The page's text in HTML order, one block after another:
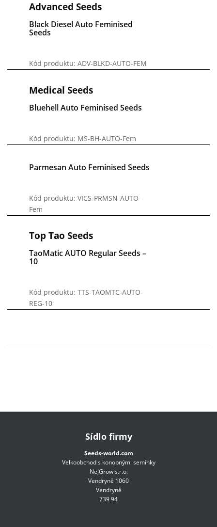
Advanced Seeds
Black Diesel Auto Feminised
Seeds
Kód produktu: ADV-BLKD-AUTO-FEM
Medical Seeds
Bluehell Auto Feminised Seeds
Kód produktu: MS-BH-AUTO-Fem
Parmesan Auto Feminised Seeds
Kód produktu: VICS-PRMSN-AUTO-
Fem
Top Tao Seeds
TaoMatic AUTO Regular Seeds –
10
Kód produktu: TTS-TAOMTC-AUTO-
REG-10
Sídlo firmy
Seeds-world.com
Velkoobchod s konopnými semínky
NejGrow s.r.o.
Vendryně 1060
Vendryně
739 94